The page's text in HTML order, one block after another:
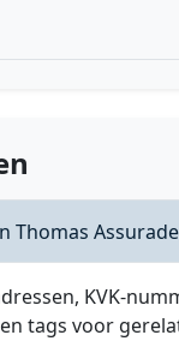
Thomas
KVK-
tags voor